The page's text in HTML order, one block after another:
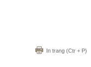
In trang (Ctr + P)